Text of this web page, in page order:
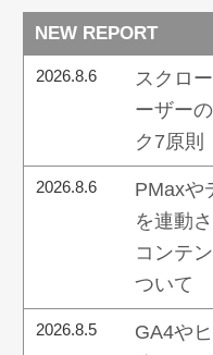
NEW REPORT
2026.8.6
スクロ
ーザー
ク7原則
2026.8.6
PMaxや
を連動
コンテ
ついて
2026.8.5
GA4や